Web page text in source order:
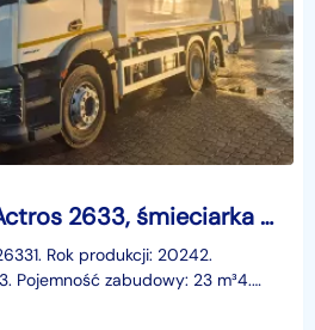
Mercedes-Benz Actros 2633, śmieciarka Farid Actros 2633, śmieciarka Farid
Rok produkcji: 20242.
Pojemność zabudowy: 23 m³4.
65. Rozstaw osi: 4000 mm6. Tylna